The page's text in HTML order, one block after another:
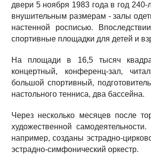
двери 5 ноября 1983 года в год
внушительным размерам - залы
настенной росписью.
спортивные площадки для детей и
На площади в 16,5 тысяч
концертный, конференц-зал,
большой спортивный,
настольного тенниса, два бассейна.
Через несколько месяцев после
художественной
например, созда­ны эстрадно-
эстрадно-симфонический оркестр.